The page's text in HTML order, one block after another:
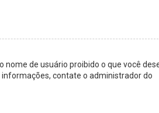
nome de usuário proibido o que você
contate o administrador do